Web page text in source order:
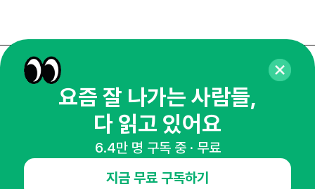
매주 화요일 아침,
마케팅 감각을 깨워 드릴게요!
65,043명의 마케터를 성장시키는 뉴스레터
요즘 잘 나가는 사람들,
다 읽고 있어요
6.4만 명 구독 중 · 무료
지금 무료 구독하기